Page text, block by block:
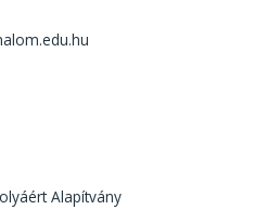
Alapítvány